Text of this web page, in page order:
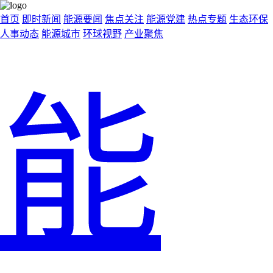
首页 即时新闻 能源要闻 焦点关注 能源党建 热点专题 生态环保
人事动态 能源城市 环球视野 产业聚焦
能